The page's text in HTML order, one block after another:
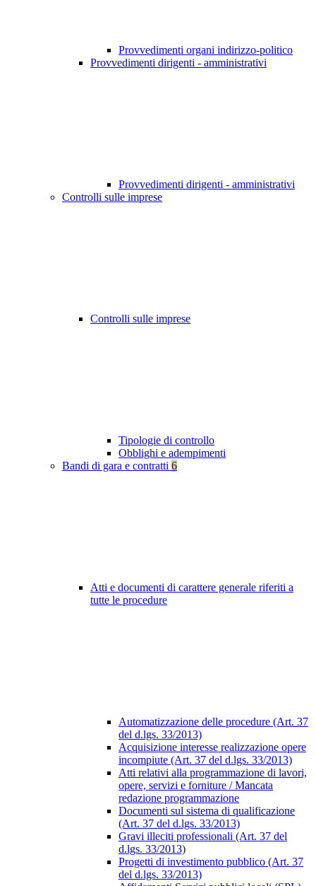
Provvedimenti organi indirizzo-politico
Provvedimenti dirigenti - amministrativi
Provvedimenti dirigenti - amministrativi
Controlli sulle imprese
Controlli sulle imprese
Tipologie di controllo
Obblighi e adempimenti
Bandi di gara e contratti 6
Atti e documenti di carattere generale riferiti a
tutte le procedure
Automatizzazione delle procedure (Art. 37
del d.lgs. 33/2013)
Acquisizione interesse realizzazione opere
incompiute (Art. 37 del d.lgs. 33/2013)
Atti relativi alla programmazione di lavori,
opere, servizi e forniture / Mancata
redazione programmazione
Documenti sul sistema di qualificazione
(Art. 37 del d.lgs. 33/2013)
Gravi illeciti professionali (Art. 37 del
d.lgs. 33/2013)
Progetti di investimento pubblico (Art. 37
del d.lgs. 33/2013)